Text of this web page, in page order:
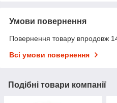
Умови повернення
Повернення товару впродовж
Всі умови повернення
Подібні товари компанії